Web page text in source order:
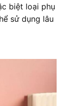
biệt loại phụ
sử dụng lâu